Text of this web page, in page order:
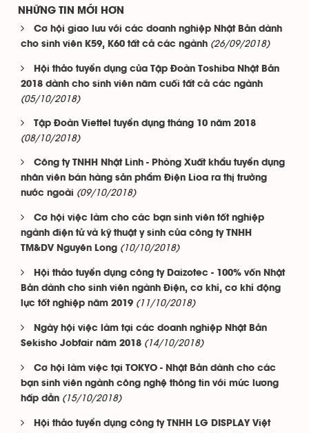
NHỮNG TIN MỚI HƠN
Cơ hội giao lưu với các doanh nghiệp Nhật Bản dành
cho sinh viên K59, K60 tất cả các ngành (26/09/2018)
Hội thảo tuyển dụng của Tập Đoàn Toshiba Nhật Bản
2018 dành cho sinh viên năm cuối tất cả các ngành
(05/10/2018)
Tập Đoàn Viettel tuyển dụng tháng 10 năm 2018
(08/10/2018)
Công ty TNHH Nhật Linh - Phòng Xuất khẩu tuyển dụng
nhân viên bán hàng sản phẩm Điện Lioa ra thị trường
nước ngoài (09/10/2018)
Cơ hội việc làm cho các bạn sinh viên tốt nghiệp
ngành điện tử và kỹ thuật y sinh của công ty TNHH
TM&DV Nguyên Long (10/10/2018)
Hội thảo tuyển dụng công ty Daizotec - 100% vốn Nhật
Bản dành cho sinh viên ngành Điện, cơ khí, cơ khí động
lực tốt nghiệp năm 2019 (11/10/2018)
Ngày hội việc làm tại các doanh nghiệp Nhật Bản
Sekisho Jobfair năm 2018 (14/10/2018)
Cơ hội làm việc tại TOKYO - Nhật Bản dành cho các
bạn sinh viên ngành công nghệ thông tin với mức lương
hấp dẫn (15/10/2018)
Hội thảo tuyển dụng công ty TNHH LG DISPLAY Việt